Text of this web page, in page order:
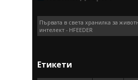
Първата в света хранилка за
интелект - HFEEDER
Етикети